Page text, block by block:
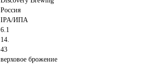
Россия
IPA/ИПА
6.1
14.
43
верховое брожение